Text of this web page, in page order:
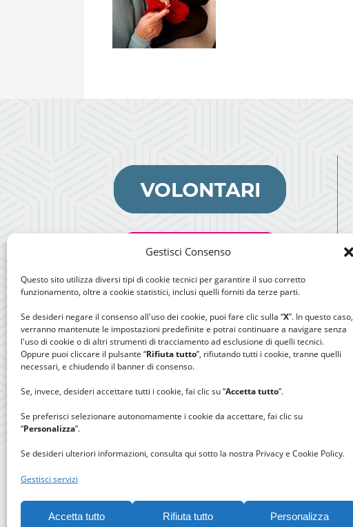
Gestisci Consenso
Questo sito utilizza diversi tipi di cookie tecnici per garantire il suo corretto
funzionamento, oltre a cookie statistici, inclusi quelli forniti da terze parti.
Se desideri negare il consenso all'uso dei cookie, puoi fare clic sulla “X”. In questo caso,
verranno mantenute le impostazioni predefinite e potrai continuare a navigare senza
l'uso di cookie o di altri strumenti di tracciamento ad esclusione di quelli tecnici.
Oppure puoi cliccare il pulsante “Rifiuta tutto”, rifiutando tutti i cookie, tranne quelli
necessari, e chiudendo il banner di consenso.
Se, invece, desideri accettare tutti i cookie, fai clic su “Accetta tutto”.
Se preferisci selezionare autonomamente i cookie da accettare, fai clic su
“Personalizza”.
Se desideri ulteriori informazioni, consulta qui sotto la nostra Privacy e Cookie Policy.
Gestisci servizi
Accetta tutto Rifiuta tutto Personalizza